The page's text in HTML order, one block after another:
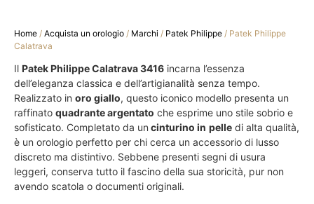
Home / Acquista un orologio / Marchi / Patek Philippe / Patek Philippe
Calatrava
Il Patek Philippe Calatrava 3416 incarna l’essenza
dell’eleganza classica e dell’artigianalità senza tempo.
Realizzato in oro giallo, questo iconico modello presenta un
raffinato quadrante argentato che esprime uno stile sobrio e
sofisticato. Completato da un cinturino in pelle di alta qualità,
è un orologio perfetto per chi cerca un accessorio di lusso
discreto ma distintivo. Sebbene presenti segni di usura
leggeri, conserva tutto il fascino della sua storicità, pur non
avendo scatola o documenti originali.